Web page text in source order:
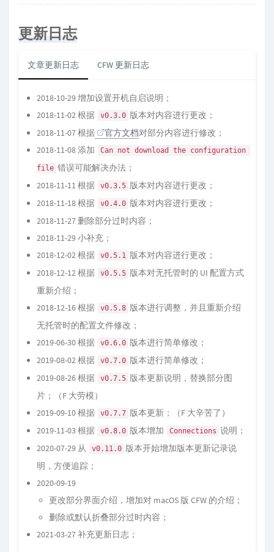
更新日志
文章更新日志 CFW 更新日志
2018-10-29 增加设置开机自启说明；
2018-11-02 根据
v0.3.0 版本对内容进行更改；
2018-11-07 根据
官方文档对部分内容进行修改；
2018-11-08 添加
Can not download the configuration
file 错误可能解决办法；
2018-11-11 根据
v0.3.5 版本对内容进行更改；
2018-11-18 根据
v0.4.0 版本对内容进行更改；
2018-11-27 删除部分过时内容；
2018-11-29 小补充；
2018-12-02 根据
v0.5.1
版本对内容进行更改；
2018-12-12 根据
v0.5.5 版本对无托管时的 UI 配置方式
重新介绍；
2018-12-16 根据
v0.5.8 版本进行调整，并且重新介绍
无托管时的配置文件修改；
2019-06-30 根据
v0.6.0 版本进行简单修改；
2019-08-02 根据
v0.7.0 版本进行简单修改；
2019-08-26 根据
v0.7.5 版本更新说明，替换部分图
片；（F 大劳模）
2019-09-10 根据
v0.7.7 版本更新；（F 大辛苦了）
2019-11-03 根据
v0.8.0 版本增加 Connections 说明；
2020-07-29 从
v0.11.0 版本开始增加版本更新记录说
明，方便追踪；
2020-09-19
更改部分界面介绍，增加对 macOS 版 CFW 的介绍；
删除或默认折叠部分过时内容；
2021-03-27 补充更新日志；